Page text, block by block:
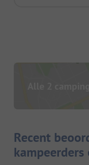
Alle 2
Recent
kampeerders